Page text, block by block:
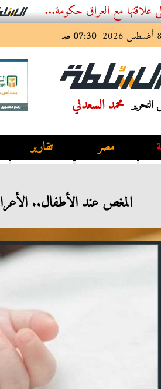
العراق حكومة... كيف
07:30 صـ
محمد السعدني
مصر تقارير
المغص عند الأطفال..